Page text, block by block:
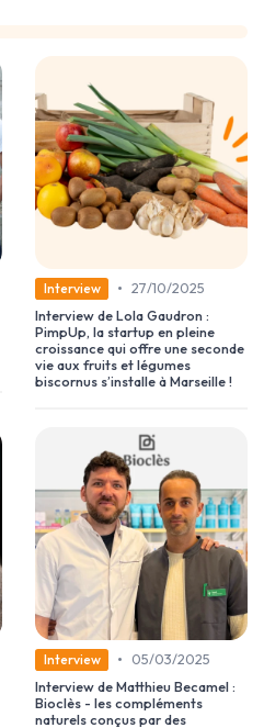
Interview • 27/10/2025
Interview de Lola Gaudron :
PimpUp, la startup en pleine
croissance qui offre une seconde
vie aux fruits et légumes
biscornus s’installe à Marseille !
Interview •
05/03/2025
Interview de Matthieu Becamel :
Bioclès - les compléments
naturels conçus par des